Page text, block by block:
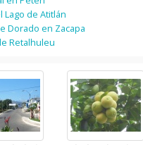
Lago de Atitlán
Dorado en Zacapa
Retalhuleu